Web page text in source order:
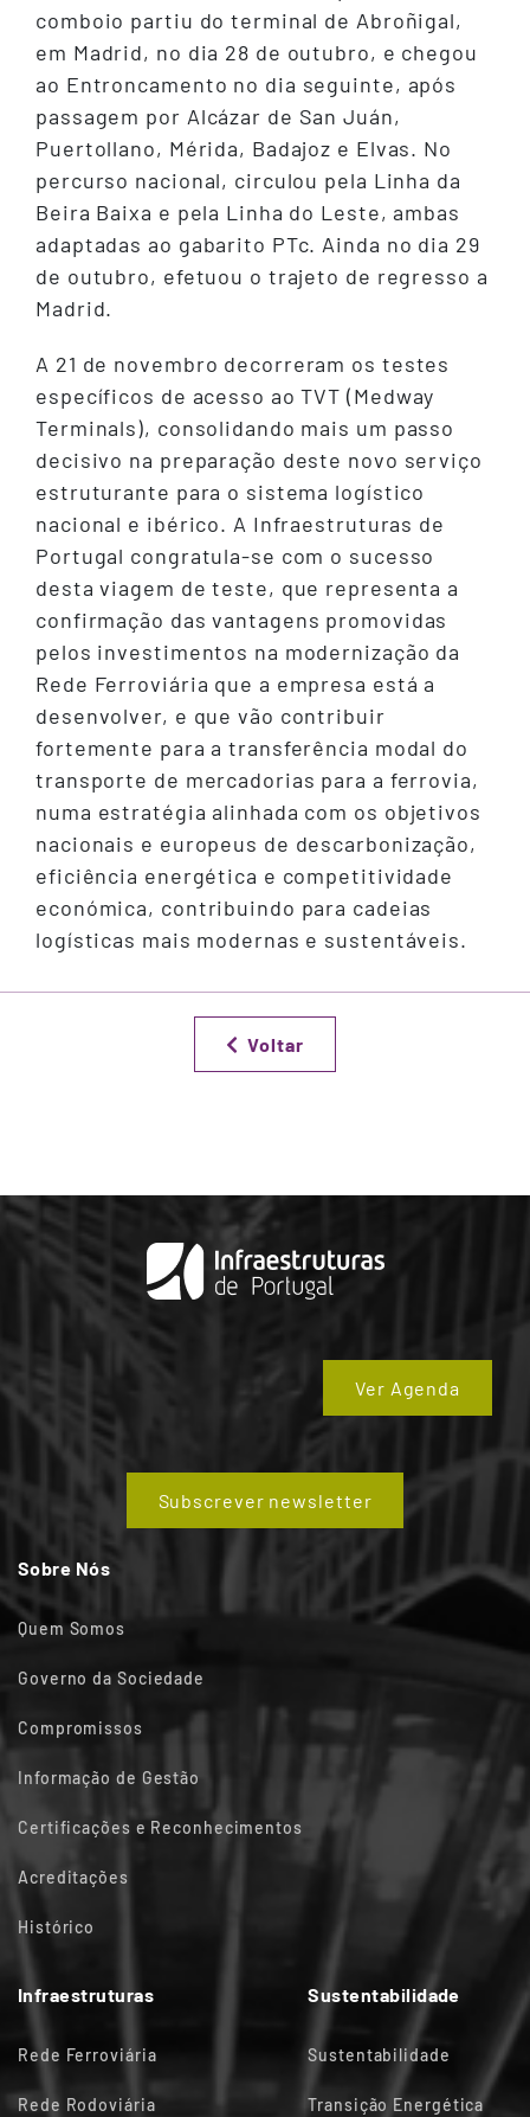
comboio partiu do terminal de Abroñigal,
em Madrid, no dia 28 de outubro, e chegou
ao Entroncamento no dia seguinte, após
passagem por Alcázar de San Juán,
Puertollano, Mérida, Badajoz e Elvas. No
percurso nacional, circulou pela Linha da
Beira Baixa e pela Linha do Leste, ambas
adaptadas ao gabarito PTc. Ainda no dia 29
de outubro, efetuou o trajeto de regresso a
Madrid.
A 21 de novembro decorreram os testes
específicos de acesso ao TVT (Medway
Terminals), consolidando mais um passo
decisivo na preparação deste novo serviço
estruturante para o sistema logístico
nacional e ibérico. A Infraestruturas de
Portugal congratula-se com o sucesso
desta viagem de teste, que representa a
confirmação das vantagens promovidas
pelos investimentos na modernização da
Rede Ferroviária que a empresa está a
desenvolver, e que vão contribuir
fortemente para a transferência modal do
transporte de mercadorias para a ferrovia,
numa estratégia alinhada com os objetivos
nacionais e europeus de descarbonização,
eficiência energética e competitividade
económica, contribuindo para cadeias
logísticas mais modernas e sustentáveis.
Voltar
Ver Agenda
Subscrever newsletter
Sobre Nós
Quem Somos
Governo da Sociedade
Compromissos
Informação de Gestão
Certificações e Reconhecimentos
Acreditações
Histórico
Infraestruturas
Rede Ferroviária
Rede Rodoviária
Sustentabilidade
Sustentabilidade
Transição Energética